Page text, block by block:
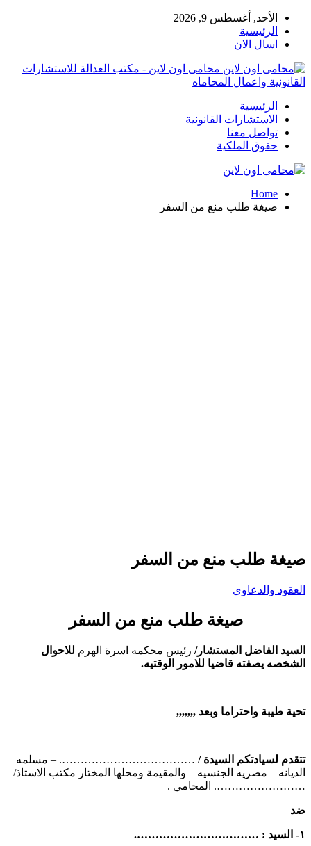
الأحد, أغسطس 9, 2026
الرئيسية
اسال الان
محامى اون لاين - مكتب العدالة للاستشارات
القانونية واعمال المحاماه
الرئيسية
الاستشارات القانونية
تواصل معنا
حقوق الملكية
Home
صيغة طلب منع من السفر
صيغة طلب منع من السفر
العقود والدعاوى
صيغة طلب منع من السفر
السيد الفاضل المستشار/ رئيس محكمه اسرة الهرم للاحوال
الشخصه يصفته قاضيا للامور الوقتيه.
تحية طيبة واحتراما وبعد ,,,,,,,
تتقدم لسيادتكم السيدة / ………………………………. – مسلمه
الديانه – مصريه الجنسيه – والمقيمة ومحلها المختار مكتب الاستاذ/
……………………. المحامي .
ضد
۱- السيد : …………………………….